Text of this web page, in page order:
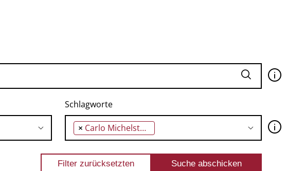
🛈
Schlagworte
× Carlo Michelstaedter 🛈